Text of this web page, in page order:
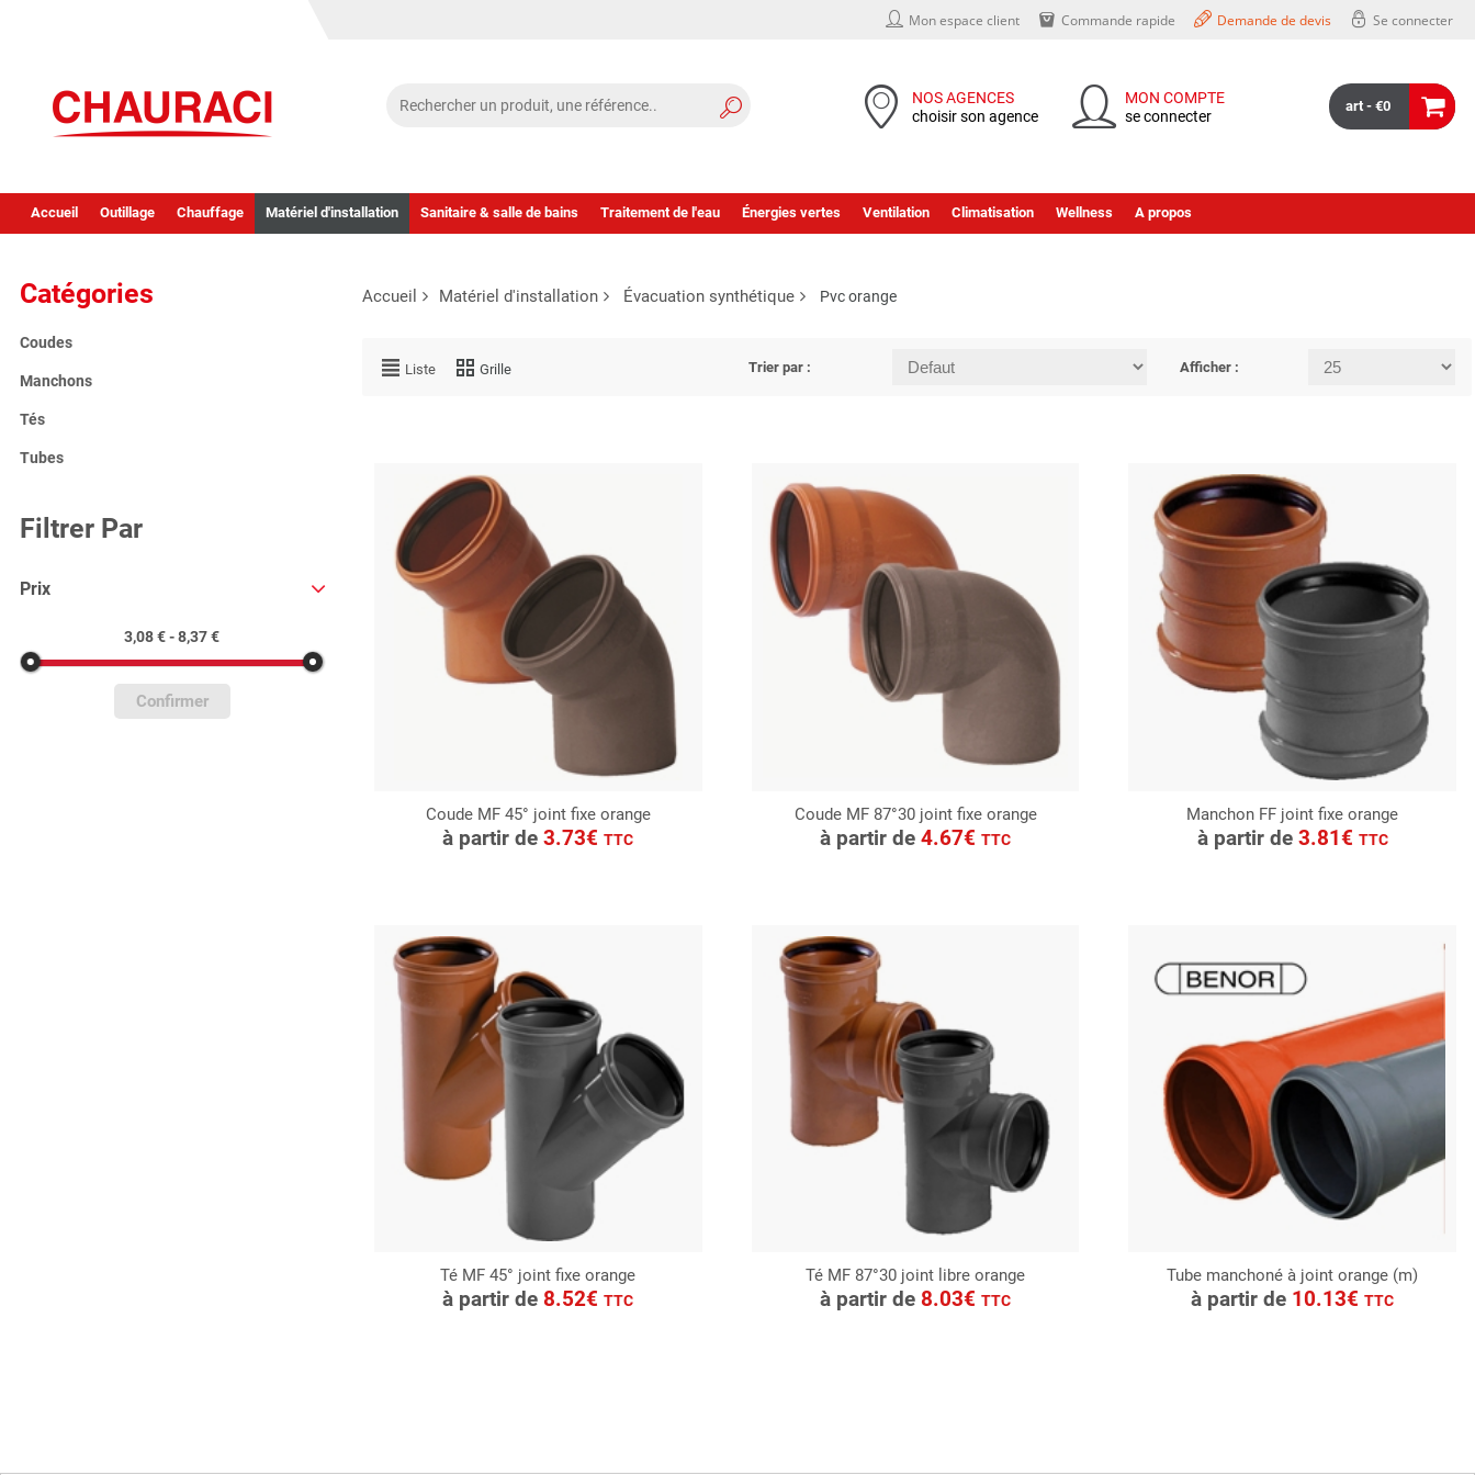
Mon espace client Commande rapide Demande de devis Se connecter
NOS AGENCES
choisir son agence
MON COMPTE
se connecter
art - €0
Accueil Outillage Chauffage Matériel d'installation Sanitaire & salle de bains Traitement de l'eau Énergies vertes Ventilation Climatisation Wellness A propos
Catégories
Coudes
Manchons
Tés
Tubes
Filtrer Par
Prix
3,08 € - 8,37 €
Confirmer
Accueil Matériel d'installation Évacuation synthétique Pvc orange
Liste Grille Trier par : Afficher :
Coude MF 45° joint fixe orange
à partir de3.73€TTC
CONSULTER
Demande de devis
Coude MF 87°30 joint fixe orange
à partir de4.67€TTC
CONSULTER
Demande de devis
Manchon FF joint fixe orange
à partir de 3.81€ TTC
CONSULTER
Demande de devis
Té MF 45° joint fixe orange
à partir de 8.52€TTC
CONSULTER
Demande de devis
Té MF 87°30 joint libre orange
à partir de 8.03€TTC
CONSULTER
Demande de devis
Tube manchoné à joint orange (m)
à partir de 10.13€TTC
CONSULTER
Demande de devis